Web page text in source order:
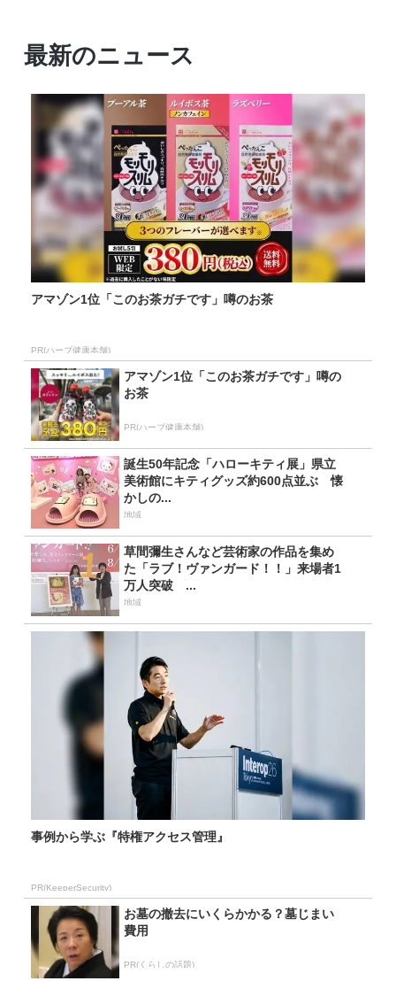
最新のニュース
アマゾン1位「このお茶ガチです」噂のお茶
PR(ハーブ健康本舗)
アマゾン1位「このお茶ガチです」噂の
お茶
PR(ハーブ健康本舗)
誕生50年記念「ハローキティ展」県立
美術館にキティグッズ約600点並ぶ 懐
かしの...
地域
草間彌生さんなど芸術家の作品を集め
た「ラブ！ヴァンガード！！」来場者1
万人突破 ...
地域
事例から学ぶ『特権アクセス管理』
PR(KeeperSecurity)
お墓の撤去にいくらかかる？墓じまい
費用
PR(くらしの話題)